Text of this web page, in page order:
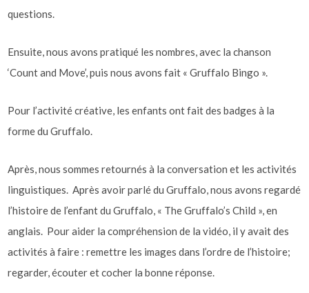
questions.
Ensuite, nous avons pratiqué les nombres, avec la chanson
‘Count and Move’, puis nous avons fait « Gruffalo Bingo ».
Pour l’activité créative, les enfants ont fait des badges à la
forme du Gruffalo.
Après, nous sommes retournés à la conversation et les activités
linguistiques. Après avoir parlé du Gruffalo, nous avons regardé
l’histoire de l’enfant du Gruffalo, « The Gruffalo’s Child », en
anglais. Pour aider la compréhension de la vidéo, il y avait des
activités à faire : remettre les images dans l’ordre de l’histoire;
regarder, écouter et cocher la bonne réponse.